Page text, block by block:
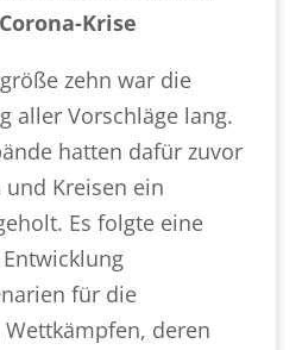
Krise
zehn war die
aller Vorschläge lang.
hatten dafür zuvor
Kreisen ein
Es folgte eine
für die
deren